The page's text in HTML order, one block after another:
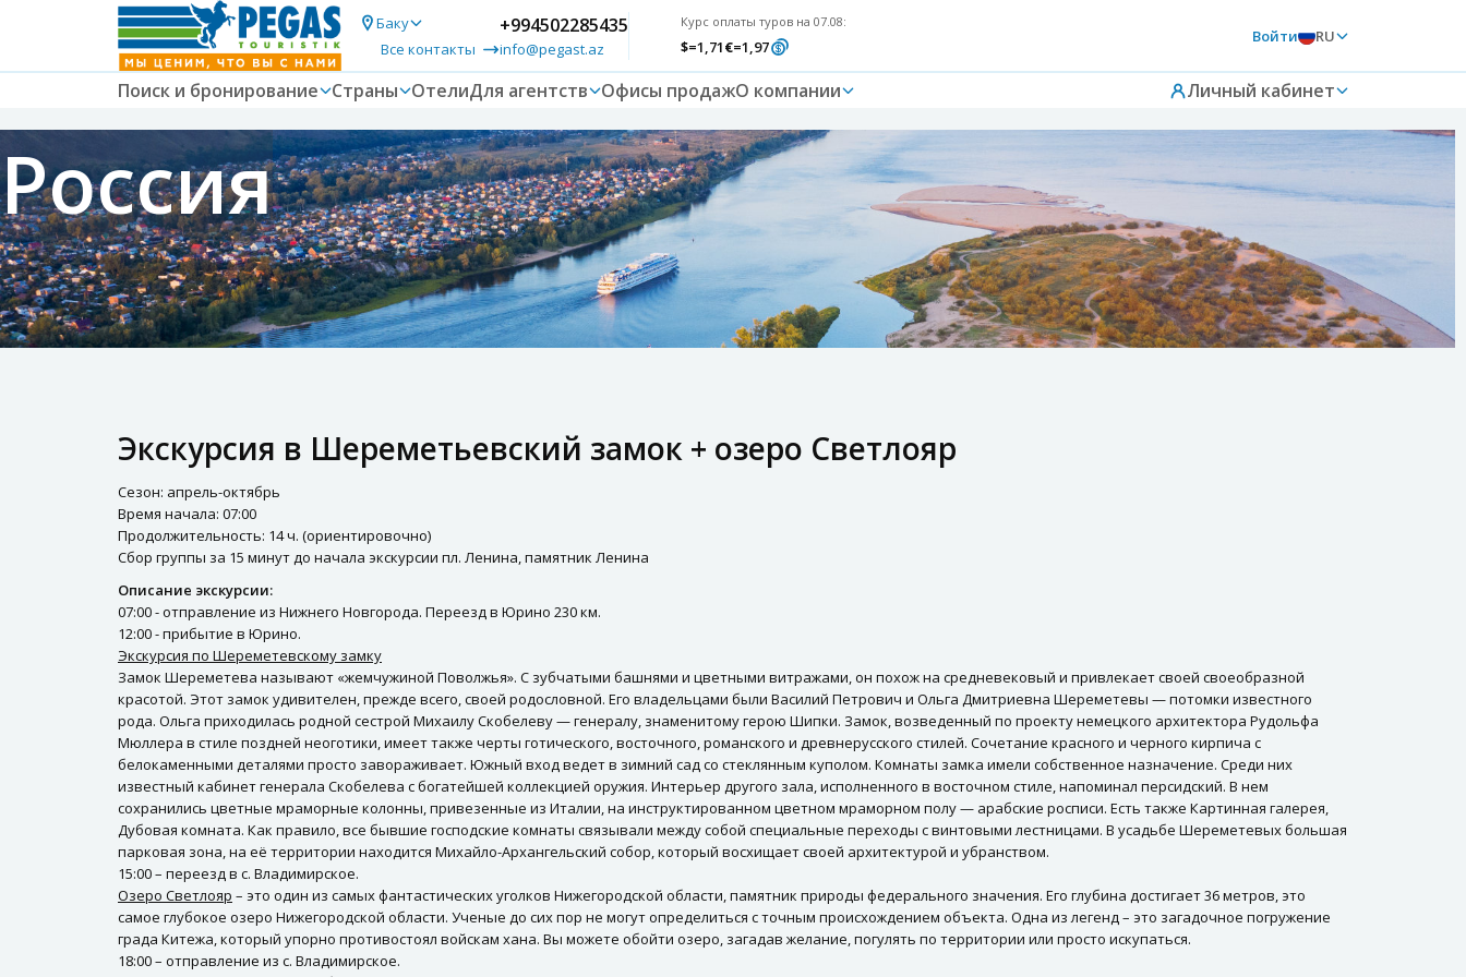
Баку
Все контакты
+994502285435
info@pegast.az
Курс оплаты туров на 07.08:
$=1,71€=1,97
Войти RU
Поиск и бронирование Страны ОтелиДля агентств Офисы продажО компании Личный кабинет
Россия
Экскурсия в Шереметьевский замок + озеро Светлояр
Сезон: апрель-октябрь
Время начала: 07:00
Продолжительность: 14 ч. (ориентировочно)
Сбор группы за 15 минут до начала экскурсии пл. Ленина, памятник Ленина
Описание экскурсии:
07:00 - отправление из Нижнего Новгорода. Переезд в Юрино 230 км.
12:00 - прибытие в Юрино.
Экскурсия по Шереметевскому замку
Замок Шереметева называют «жемчужиной Поволжья». С зубчатыми башнями и цветными витражами, он похож на средневековый и привлекает своей своеобразной
красотой. Этот замок удивителен, прежде всего, своей родословной. Его владельцами были Василий Петрович и Ольга Дмитриевна Шереметевы — потомки известного
рода. Ольга приходилась родной сестрой Михаилу Скобелеву — генералу, знаменитому герою Шипки. Замок, возведенный по проекту немецкого архитектора Рудольфа
Мюллера в стиле поздней неоготики, имеет также черты готического, восточного, романского и древнерусского стилей. Сочетание красного и черного кирпича с
белокаменными деталями просто завораживает. Южный вход ведет в зимний сад со стеклянным куполом. Комнаты замка имели собственное назначение. Среди них
известный кабинет генерала Скобелева с богатейшей коллекцией оружия. Интерьер другого зала, исполненного в восточном стиле, напоминал персидский. В нем
сохранились цветные мраморные колонны, привезенные из Италии, на инструктированном цветном мраморном полу — арабские росписи. Есть также Картинная галерея,
Дубовая комната. Как правило, все бывшие господские комнаты связывали между собой специальные переходы с винтовыми лестницами. В усадьбе Шереметевых большая
парковая зона, на её территории находится Михайло-Архангельский собор, который восхищает своей архитектурой и убранством.
15:00 – переезд в с. Владимирское.
Озеро Светлояр – это один из самых фантастических уголков Нижегородской области, памятник природы федерального значения. Его глубина достигает 36 метров, это
самое глубокое озеро Нижегородской области. Ученые до сих пор не могут определиться с точным происхождением объекта. Одна из легенд – это загадочное погружение
града Китежа, который упорно противостоял войскам хана. Вы можете обойти озеро, загадав желание, погулять по территории или просто искупаться.
18:00 – отправление из с. Владимирское.